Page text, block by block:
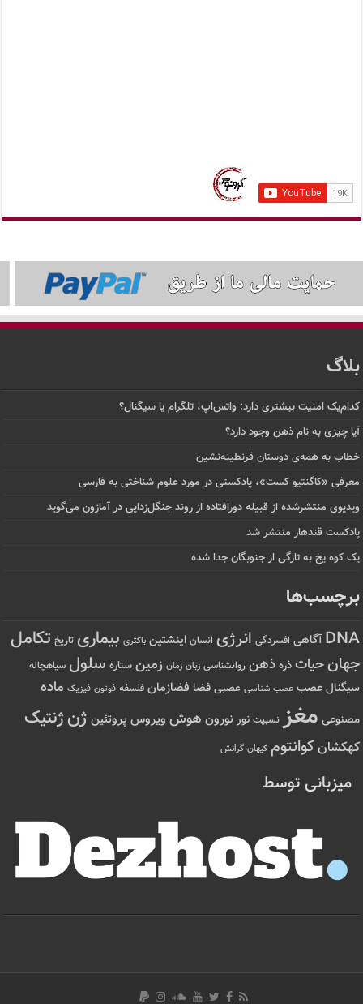
بلاگ
کدام‌یک امنیت بیشتری دارد: واتس‌اپ، تلگرام یا سیگنال؟
آیا چیزی به نام ذهن وجود دارد؟
خطاب به همه‌ی دوستان قرنطینه‌نشین
معرفی «کاگنتیو کست»، پادکستی در مورد علوم شناختی به فارسی
ویدیوی منتشرشده از قبیله دورافتاده‌ از روند جنگل‌زدایی در آمازون می‌گوید
پادکست قندهار منتشر شد
یک کوه یخ به تازگی از جنوبگان جدا شده
برچسب‌ها
DNA آگاهی افسردگی انرژی انسان اینشتین باکتری بیماری تاریخ تکامل
جهانحیات ذره ذهن روانشناسی زبان زمان زمین ستاره سلول سیاهچاله
سیگنال عصب عصب شناسی عصبی فضا فضازمان فلسفه فوتون فیزیک ماده
مصنوعی مغز نسبیت نور نورون هوش ویروس پروتئین ژنژنتیک
کهکشانکوانتوم کیهان گرانش
میزبانی توسط